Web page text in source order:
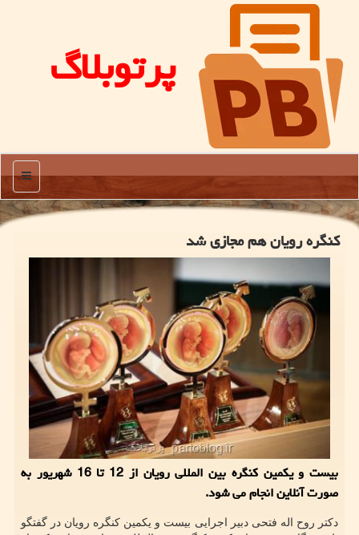
پرتوبلاگ
منو
كنگره رویان هم مجازی شد
بیست و یكمین كنگره بین المللی رویان از 12 تا 16 شهریور به
صورت آنلاین انجام می شود.
دکتر روح اله فتحی دبیر اجرایی بیست و یکمین کنگره رویان در گفتگو